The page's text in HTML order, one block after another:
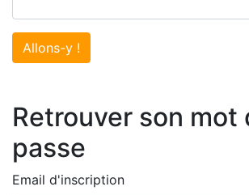
Allons-y !
Retrouver son mot
passe
Email d'inscription